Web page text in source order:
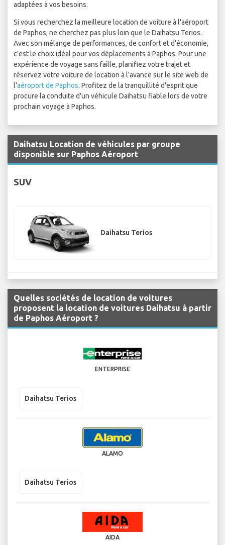
adaptées à vos besoins.
Si vous recherchez la meilleure location de voiture à l'aéroport
de Paphos, ne cherchez pas plus loin que le Daihatsu Terios.
Avec son mélange de performances, de confort et d'économie,
c'est le choix idéal pour vos déplacements à Paphos. Pour une
expérience de voyage sans faille, planifiez votre trajet et
réservez votre voiture de location à l'avance sur le site web de
l'aéroport de Paphos. Profitez de la tranquillité d'esprit que
procure la conduite d'un véhicule Daihatsu fiable lors de votre
prochain voyage à Paphos.
Daihatsu Location de véhicules par groupe
disponible sur Paphos Aéroport
SUV
Daihatsu Terios
Quelles sociétés de location de voitures
proposent la location de voitures Daihatsu à partir
de Paphos Aéroport ?
ENTERPRISE
Daihatsu Terios
ALAMO
Daihatsu Terios
AIDA